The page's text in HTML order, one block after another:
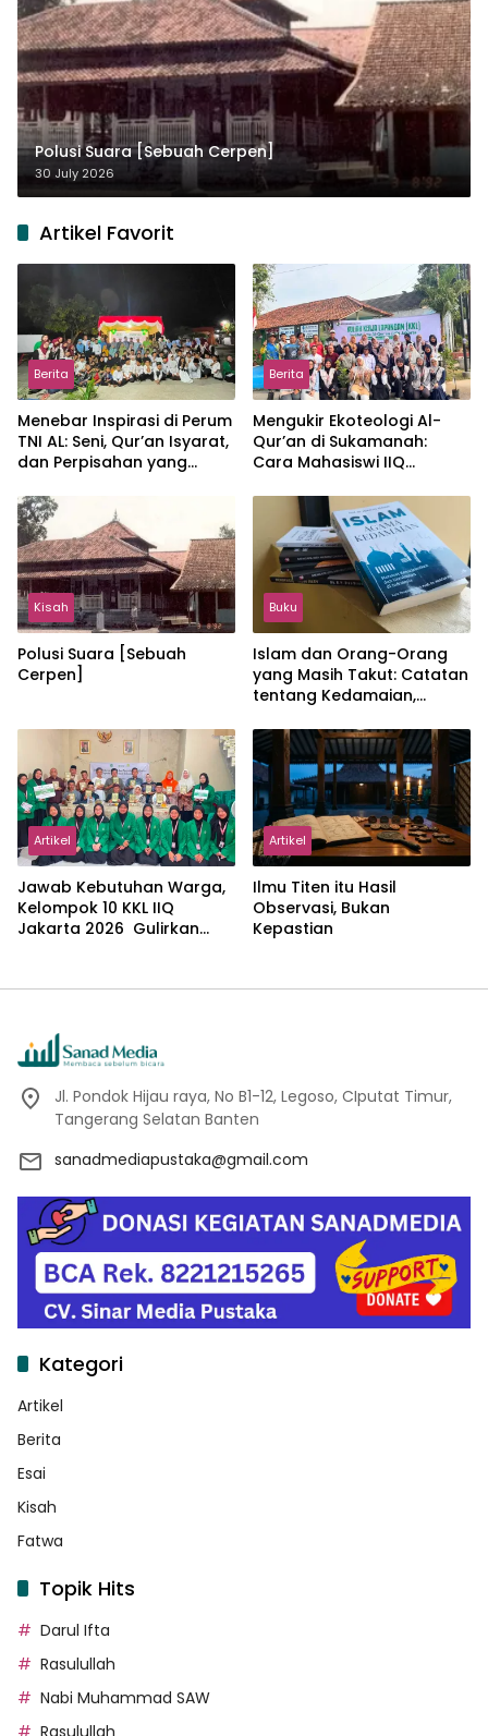
Polusi Suara [Sebuah Cerpen]
30 July 2026
Artikel Favorit
Berita
Menebar Inspirasi di Perum
TNI AL: Seni, Qur’an Isyarat,
dan Perpisahan yang
Berita
Mengukir Ekoteologi Al-
Qur’an di Sukamanah:
Cara Mahasiswi IIQ
Jonggol
Kisah
Polusi Suara [Sebuah
Cerpen]
Buku
Islam dan Orang-Orang
yang Masih Takut: Catatan
tentang Kedamaian,
dalam Pemikiran Masykuri
Abdillah
Artikel
Jawab Kebutuhan Warga,
Kelompok 10 KKL IIQ
Jakarta 2026 Gulirkan
Artikel
Ilmu Titen itu Hasil
Observasi, Bukan
Kepastian
Jl. Pondok Hijau raya, No B1-12, Legoso, CIputat Timur,
Tangerang Selatan Banten
sanadmediapustaka@gmail.com
Kategori
Artikel
Berita
Esai
Kisah
Fatwa
Topik Hits
Darul Ifta
Rasulullah
Nabi Muhammad SAW